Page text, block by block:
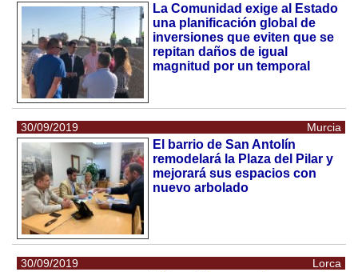
La Comunidad exige al Estado
una planificación global de
inversiones que eviten que se
repitan daños de igual
magnitud por un temporal
30/09/2019 Murcia
El barrio de San Antolín
remodelará la Plaza del Pilar y
mejorará sus espacios con
nuevo arbolado
30/09/2019 Lorca